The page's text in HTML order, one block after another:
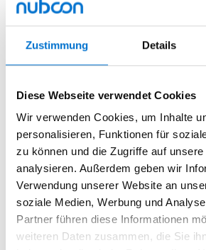
Zustimmung Details
Diese Webseite verwendet Cookies
Wir verwenden Cookies, um Inhalte
personalisieren, Funktionen für
zu können und die Zugriffe auf
analysieren. Außerdem geben wir
Verwendung unserer Website an
soziale Medien, Werbung und
Partner führen diese Informationen
weiteren Daten zusammen, die Sie
weiterdenkt.“
Christian Berger, Managing Partner,
DER WEG IN DIE
Unsere Lösungen für
Wir sind zertifizierter Microsoft Partnerund
Cloudprodukte von Microsoft